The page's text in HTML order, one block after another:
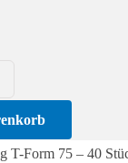
T-Form 75 – 40